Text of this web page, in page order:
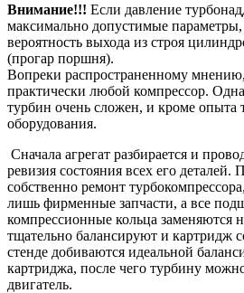
Внимание!!! Если давление
максимально допустимые параметры,
вероятность выхода из строя
(прогар поршня).
Вопреки распространенному
практически любой компрессор.
турбин очень сложен, и кроме опыта
оборудования.
Сначала агрегат разбирается и
ревизия состояния всех его деталей.
собственно ремонт
лишь фирменные запчасти, а все
компрессионные кольца заменяются
тщательно балансируют и картридж
стенде добиваются идеальной
картриджа, после чего турбину
двигатель.